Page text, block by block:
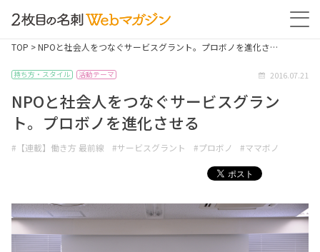
TOP > NPOと社会人をつなぐサービスグラント。プロボノを進化さ…
持ち方・スタイル 活動テーマ 2016.07.21
NPOと社会人をつなぐサービスグラン
ト。プロボノを進化させる
#【連載】働き方 最前線 #サービスグラント #プロボノ #ママボノ